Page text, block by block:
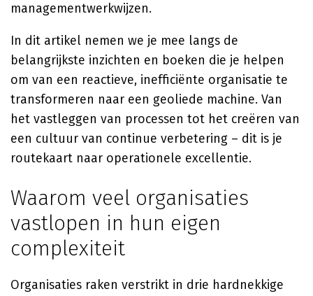
managementwerkwijzen.
In dit artikel nemen we je mee langs de
belangrijkste inzichten en boeken die je helpen
om van een reactieve, inefficiënte organisatie te
transformeren naar een geoliede machine. Van
het vastleggen van processen tot het creëren van
een cultuur van continue verbetering – dit is je
routekaart naar operationele excellentie.
Waarom veel organisaties
vastlopen in hun eigen
complexiteit
Organisaties raken verstrikt in drie hardnekkige